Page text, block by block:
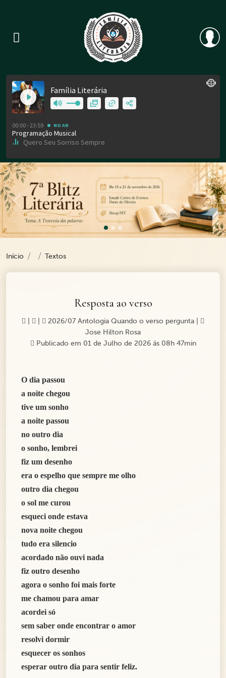
Previous
Início Textos
Resposta ao verso
2026/07 Antologia Quando o verso pergunta
Jose Hilton Rosa
Publicado em 01 de Julho de 2026 ás 08h 47min
O dia passou
a noite chegou
tive um sonho
a noite passou
no outro dia
o sonho, lembrei
fiz um desenho
era o espelho que sempre me olho
outro dia chegou
o sol me curou
esqueci onde estava
nova noite chegou
tudo era silencio
acordado não ouvi nada
fiz outro desenho
agora o sonho foi mais forte
me chamou para amar
acordei só
sem saber onde encontrar o amor
resolvi dormir
esquecer os sonhos
esperar outro dia para sentir feliz.